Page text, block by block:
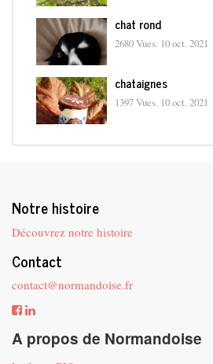
chat rond
2680 Vues. 10 oct. 2021
chataignes
1397 Vues. 10 oct. 2021
Notre histoire
Découvrez notre histoire
Contact
contact@normandoise.fr
A propos de Normandoise